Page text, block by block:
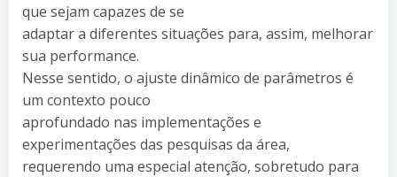
que sejam capazes de se
adaptar a diferentes situações para, assim, melhorar
sua performance.
Nesse sentido, o ajuste dinâmico de parâmetros é
um contexto pouco
aprofundado nas implementações e
experimentações das pesquisas da área,
requerendo uma especial atenção, sobretudo para